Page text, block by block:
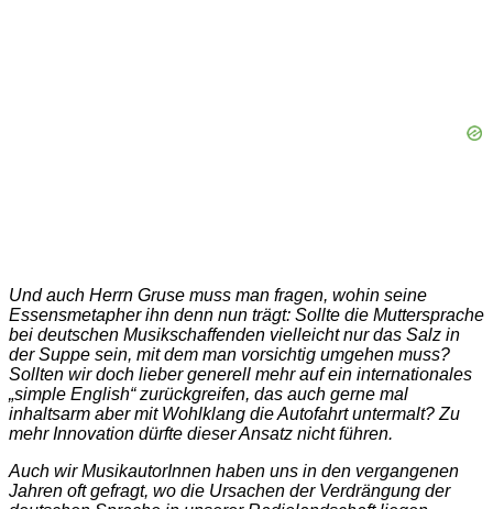
Und auch Herrn Gruse muss man fragen, wohin seine
Essensmetapher ihn denn nun trägt: Sollte die Muttersprache
bei deutschen Musikschaffenden vielleicht nur das Salz in
der Suppe sein, mit dem man vorsichtig umgehen muss?
Sollten wir doch lieber generell mehr auf ein internationales
„simple English“ zurückgreifen, das auch gerne mal
inhaltsarm aber mit Wohlklang die Autofahrt untermalt? Zu
mehr Innovation dürfte dieser Ansatz nicht führen.
Auch wir MusikautorInnen haben uns in den vergangenen
Jahren oft gefragt, wo die Ursachen der Verdrängung der